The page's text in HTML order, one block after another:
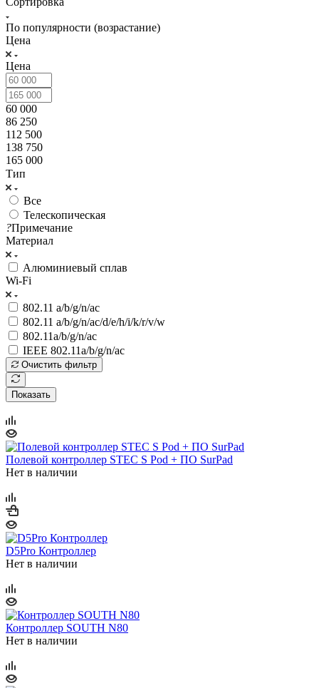
По популярности (возрастание)
Цена
Цена
60 000
86 250
112 500
138 750
165 000
Тип
Все
Телескопическая
?Примечание
Материал
Алюминиевый сплав
Wi-Fi
802.11 a/b/g/n/ac
802.11 a/b/g/n/ac/d/e/h/i/k/r/v/w
802.11a/b/g/n/ac
IEEE 802.11a/b/g/n/ac
Очистить фильтр
Показать
Полевой контроллер STEC S Pod + ПО SurPad
Нет в наличии
D5Pro Контроллер
Нет в наличии
Контроллер SOUTH N80
Нет в наличии